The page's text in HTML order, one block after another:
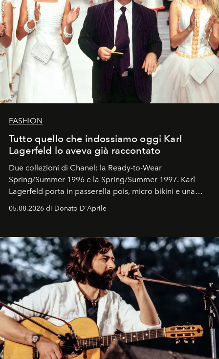
FASHION
Tutto quello che indossiamo oggi Karl
Lagerfeld lo aveva già raccontato
Due collezioni di Chanel: la Ready-to-Wear
Spring/Summer 1996 e la Spring/Summer 1997. Karl
Lagerfeld porta in passerella pois, micro bikini e una
Kate, Claudia e Carla una dietro l'altra. Trent'anni dopo,
uno dei documenti più contemporanei che abbiamo.
05.08.2026 di Donato D'Aprile